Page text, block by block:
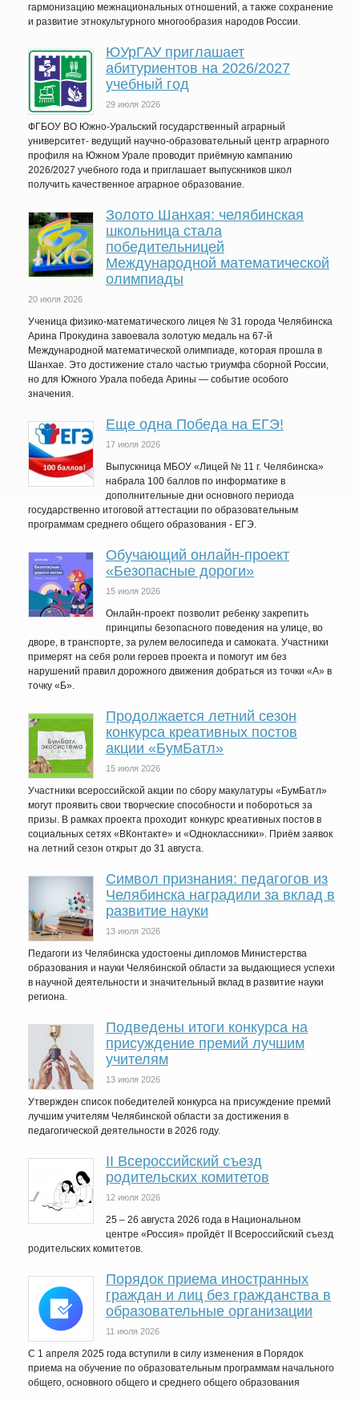
гармонизацию межнациональных отношений, а также сохранение
и развитие этнокультурного многообразия народов России.
ЮУрГАУ приглашает
абитуриентов на 2026/2027
учебный год
29 июля 2026
ФГБОУ ВО Южно-Уральский государственный аграрный
университет- ведущий научно-образовательный центр аграрного
профиля на Южном Урале проводит приёмную кампанию
2026/2027 учебного года и приглашает выпускников школ
получить качественное аграрное образование.
Золото Шанхая: челябинская
школьница стала
победительницей
Международной математической
олимпиады
20 июля 2026
Ученица физико-математического лицея № 31 города Челябинска
Арина Прокудина завоевала золотую медаль на 67-й
Международной математической олимпиаде, которая прошла в
Шанхае. Это достижение стало частью триумфа сборной России,
но для Южного Урала победа Арины — событие особого
значения.
Еще одна Победа на ЕГЭ!
17 июля 2026
Выпускница МБОУ «Лицей № 11 г. Челябинска»
набрала 100 баллов по информатике в
дополнительные дни основного периода
государственно итоговой аттестации по образовательным
программам среднего общего образования - ЕГЭ.
Обучающий онлайн-проект
«Безопасные дороги»
15 июля 2026
Онлайн-проект позволит ребенку закрепить
принципы безопасного поведения на улице, во
дворе, в транспорте, за рулем велосипеда и самоката. Участники
примерят на себя роли героев проекта и помогут им без
нарушений правил дорожного движения добраться из точки «А» в
точку «Б».
Продолжается летний сезон
конкурса креативных постов
акции «БумБатл»
15 июля 2026
Участники всероссийской акции по сбору макулатуры «БумБатл»
могут проявить свои творческие способности и побороться за
призы. В рамках проекта проходит конкурс креативных постов в
социальных сетях «ВКонтакте» и «Одноклассники». Приём заявок
на летний сезон открыт до 31 августа.
Символ признания: педагогов из
Челябинска наградили за вклад в
развитие науки
13 июля 2026
Педагоги из Челябинска удостоены дипломов Министерства
образования и науки Челябинской области за выдающиеся успехи
в научной деятельности и значительный вклад в развитие науки
региона.
Подведены итоги конкурса на
присуждение премий лучшим
учителям
13 июля 2026
Утвержден список победителей конкурса на присуждение премий
лучшим учителям Челябинской области за достижения в
педагогической деятельности в 2026 году.
II Всероссийский съезд
родительских комитетов
12 июля 2026
25 – 26 августа 2026 года в Национальном
центре «Россия» пройдёт II Всероссийский съезд
родительских комитетов.
Порядок приема иностранных
граждан и лиц без гражданства в
образовательные организации
11 июля 2026
С 1 апреля 2025 года вступили в силу изменения в Порядок
приема на обучение по образовательным программам начального
общего, основного общего и среднего общего образования